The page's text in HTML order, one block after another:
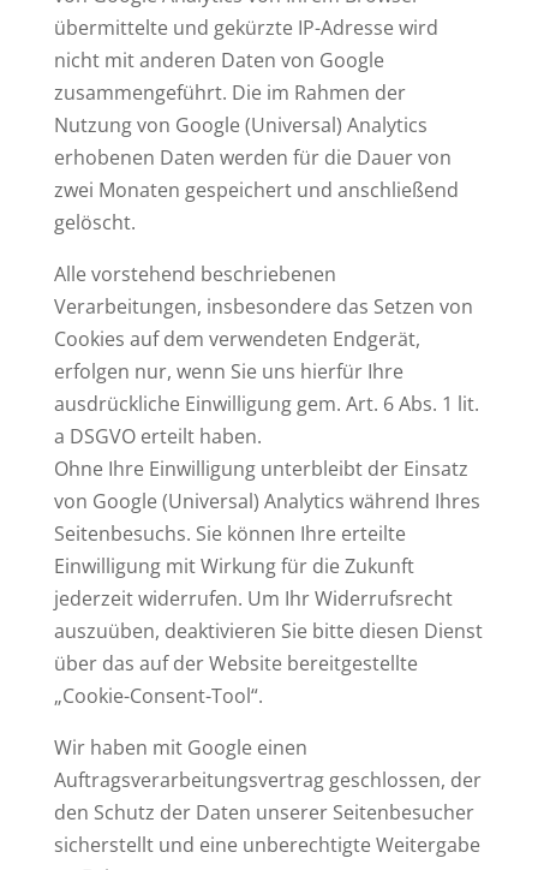
übermittelte und gekürzte IP-Adresse wird
nicht mit anderen Daten von Google
zusammengeführt. Die im Rahmen der
Nutzung von Google (Universal) Analytics
erhobenen Daten werden für die Dauer von
zwei Monaten gespeichert und anschließend
gelöscht.
Alle vorstehend beschriebenen
Verarbeitungen, insbesondere das Setzen von
Cookies auf dem verwendeten Endgerät,
erfolgen nur, wenn Sie uns hierfür Ihre
ausdrückliche Einwilligung gem. Art. 6 Abs. 1 lit.
a DSGVO erteilt haben.
Ohne Ihre Einwilligung unterbleibt der Einsatz
von Google (Universal) Analytics während Ihres
Seitenbesuchs. Sie können Ihre erteilte
Einwilligung mit Wirkung für die Zukunft
jederzeit widerrufen. Um Ihr Widerrufsrecht
auszuüben, deaktivieren Sie bitte diesen Dienst
über das auf der Website bereitgestellte
„Cookie-Consent-Tool“.
Wir haben mit Google einen
Auftragsverarbeitungsvertrag geschlossen, der
den Schutz der Daten unserer Seitenbesucher
sicherstellt und eine unberechtigte Weitergabe